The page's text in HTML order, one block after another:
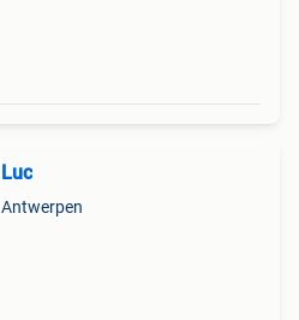
Luc
Antwerpen